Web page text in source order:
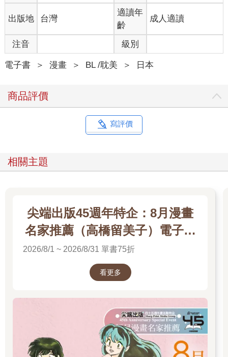
出版地 台灣
適讀年
齡
成人適讀
注音 級別
電子書 ＞ 漫畫 ＞ BL /耽美 ＞ 日本
商品評價
寫評價
相關主題
尖端出版45週年特企：8月漫畫
名家推薦（高橋留美子）電子書
展
2026/8/1 ~ 2026/8/31 單書75折
看更多